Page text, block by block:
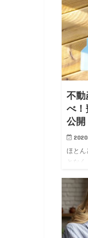
不動
べ！
公開
ほとん
とな
とで専
かる